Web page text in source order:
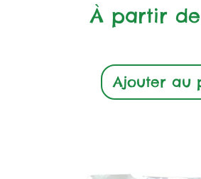
À partir de
Prix
Ajouter au